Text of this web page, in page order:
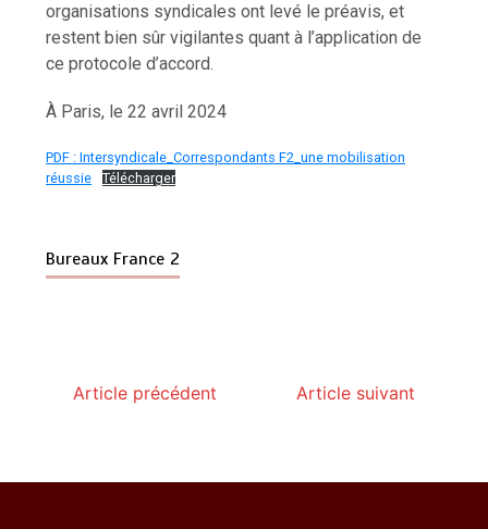
organisations syndicales ont levé le préavis, et
restent bien sûr vigilantes quant à l’application de
ce protocole d’accord.
À Paris, le 22 avril 2024
PDF : Intersyndicale_Correspondants F2_une mobilisation
réussie
Télécharger
Bureaux France 2
Article précédent Article suivant